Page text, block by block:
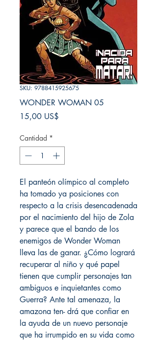
SKU: 9788415925675
WONDER WOMAN 05
15,00 US$
Cantidad *
El panteón olímpico al completo
ha tomado ya posiciones con
respecto a la crisis desencadenada
por el nacimiento del hijo de Zola
y parece que el bando de los
enemigos de Wonder Woman
lleva las de ganar. ¿Cómo logrará
recuperar al niño y qué papel
tienen que cumplir personajes tan
ambiguos e inquietantes como
Guerra? Ante tal amenaza, la
amazona ten- drá que confiar en
la ayuda de un nuevo personaje
que ha irrumpido en su vida como